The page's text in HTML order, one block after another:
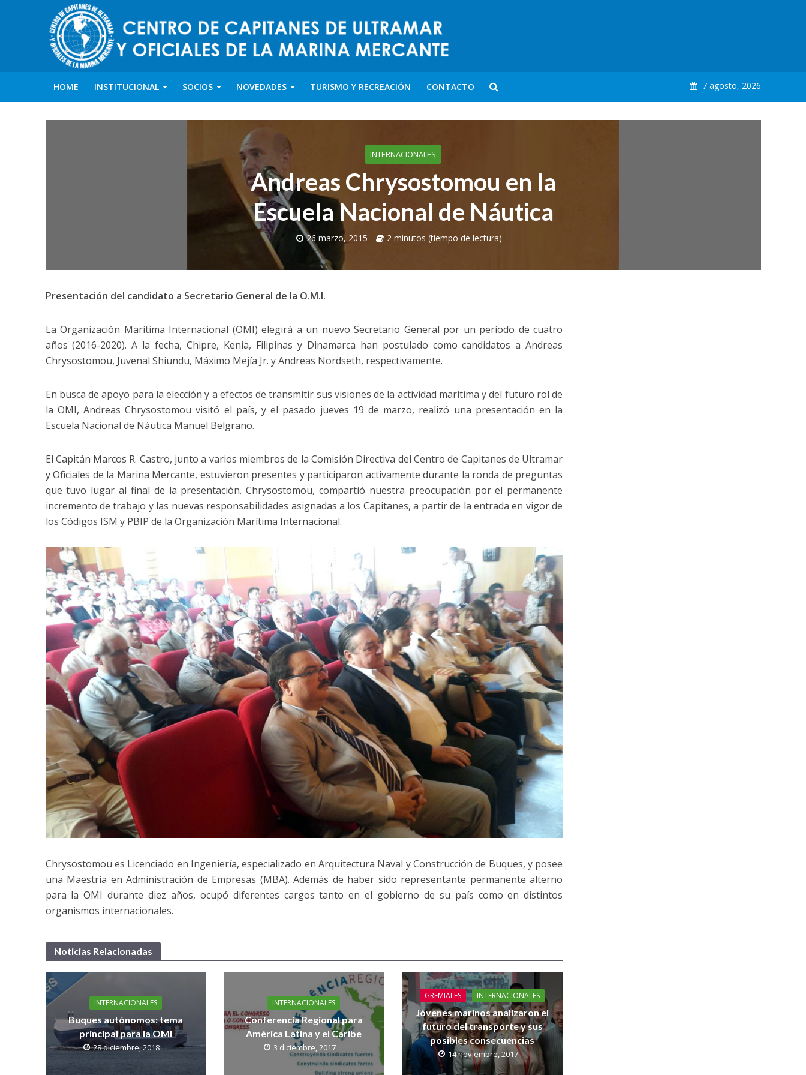
HOME INSTITUCIONAL SOCIOS NOVEDADES TURISMO Y RECREACIÓN CONTACTO 7 agosto, 2026
INTERNACIONALES
Andreas Chrysostomou en la
Escuela Nacional de Náutica
26 marzo, 2015 2 minutos (tiempo de lectura)
Presentación del candidato a Secretario General de la O.M.I.
La Organización Marítima Internacional (OMI) elegirá a un nuevo Secretario General por un período de cuatro
años (2016-2020). A la fecha, Chipre, Kenia, Filipinas y Dinamarca han postulado como candidatos a Andreas
Chrysostomou, Juvenal Shiundu, Máximo Mejía Jr. y Andreas Nordseth, respectivamente.
En busca de apoyo para la elección y a efectos de transmitir sus visiones de la actividad marítima y del futuro rol de
la OMI, Andreas Chrysostomou visitó el país, y el pasado jueves 19 de marzo, realizó una presentación en la
Escuela Nacional de Náutica Manuel Belgrano.
El Capitán Marcos R. Castro, junto a varios miembros de la Comisión Directiva del Centro de Capitanes de Ultramar
y Oficiales de la Marina Mercante, estuvieron presentes y participaron activamente durante la ronda de preguntas
que tuvo lugar al final de la presentación. Chrysostomou, compartió nuestra preocupación por el permanente
incremento de trabajo y las nuevas responsabilidades asignadas a los Capitanes, a partir de la entrada en vigor de
los Códigos ISM y PBIP de la Organización Marítima Internacional.
Chrysostomou es Licenciado en Ingeniería, especializado en Arquitectura Naval y Construcción de Buques, y posee
una Maestría en Administración de Empresas (MBA). Además de haber sido representante permanente alterno
para la OMI durante diez años, ocupó diferentes cargos tanto en el gobierno de su país como en distintos
organismos internacionales.
Noticias Relacionadas
INTERNACIONALES
Buques autónomos: tema
principal para la OMI
28 diciembre, 2018
INTERNACIONALES
Conferencia Regional para
América Latina y el Caribe
3 diciembre, 2017
GREMIALES INTERNACIONALES
Jóvenes marinos analizaron el
futuro del transporte y sus
posibles consecuencias
14 noviembre, 2017